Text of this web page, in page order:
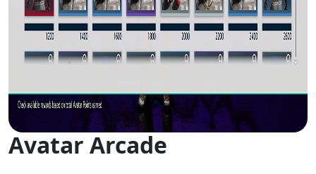
Avatar Arcade